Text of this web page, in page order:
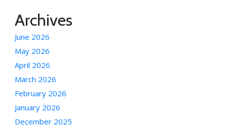
Archives
June 2026
May 2026
April 2026
March 2026
February 2026
January 2026
December 2025